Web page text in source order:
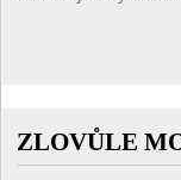
ZLOVŮLE